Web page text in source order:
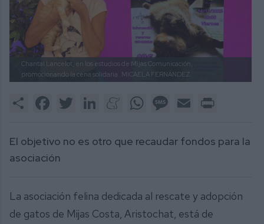
Chantal Lancelot, en los estudios de Mijas Comunicación,
promocionando la cena solidaria. MICAELA FERNÁNDEZ.
Share FacebookTwitter LinkedInMeneameWhatsAppMessage
Email
El objetivo no es otro que recaudar fondos para la
asociación
La asociación felina dedicada al rescate y adopción
de gatos de Mijas Costa, Aristochat, está de